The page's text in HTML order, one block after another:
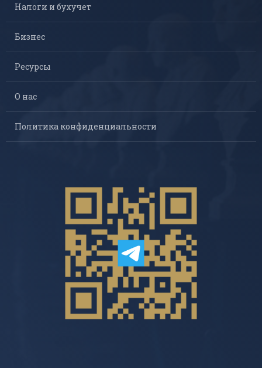
Налоги и бухучет
Бизнес
Ресурсы
О нас
Политика конфиденциальности